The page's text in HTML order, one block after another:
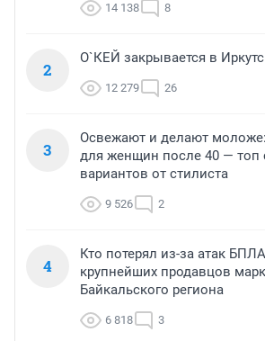
14 138 8
2
О`КЕЙ закрывается в
12 279 26
3
Освежают и делают
для женщин после 40 — топ
вариантов от стилиста
9 526 2
4
Кто потерял из-за атак
крупнейших продавцов
Байкальского региона
6 818 3